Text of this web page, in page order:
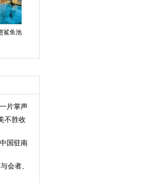
鲨鱼池
片掌声
不胜收
国驻南
会者、